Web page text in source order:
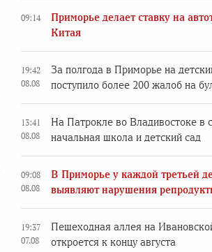
09:14
Приморье делает ставку на
Китая
19:42
08.08
За полгода в Приморье на
поступило более 200 жалоб на
13:41
08.08
На Патрокле во Владивостоке в
начальная школа и детский сад
09:08
08.08
В Приморье у каждой третьей
выявляют нарушения
19:37
07.08
Пешеходная аллея на
откроется к концу августа